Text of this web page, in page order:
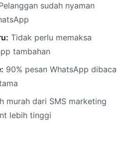
sudah nyaman
Tidak perlu memaksa
tambahan
90% pesan WhatsApp dibaca
murah dari SMS marketing
lebih tinggi